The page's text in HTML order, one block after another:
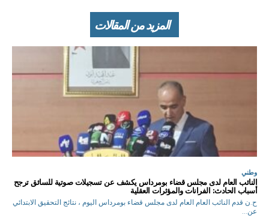
المزيد من المقالات
وطني
النائب العام لدى مجلس قضاء بومرداس يكشف عن تسجيلات صوتية للسائق ترجح
أسباب الحادث: الفرانات والمؤثرات العقلية
ح.ن قدم النائب العام العام لدى مجلس قضاء بومرداس اليوم ، نتائج التحقيق الابتدائي
عن...